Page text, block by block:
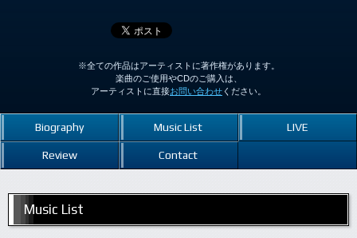
※全ての作品はアーティストに著作権があります。
楽曲のご使用やCDのご購入は、
アーティストに直接お問い合わせ ください。
Biography Music List LIVE
Review Contact
Music List